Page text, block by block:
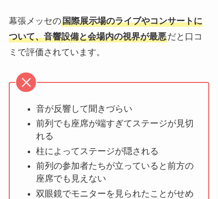
幕張メッセの国際展示場のライブやコンサートに
ついて、音響設備と会場内の視界が最悪だと口コ
ミで評価されています。
音が反響して聞きづらい
前列でも座席が端すぎてステージが見切
れる
柱によってステージが隠される
前列の参加者たちが立っていると前方の
座席でも見えない
双眼鏡でモニターを見られたことがせめ